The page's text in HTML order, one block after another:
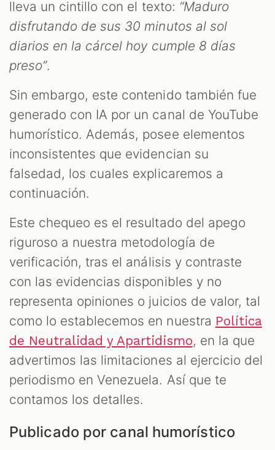
lleva un cintillo con el texto: “Maduro
disfrutando de sus 30 minutos al sol
diarios en la cárcel hoy cumple 8 días
preso”.
Sin embargo, este contenido también fue
generado con IA por un canal de YouTube
humorístico. Además, posee elementos
inconsistentes que evidencian su
falsedad, los cuales explicaremos a
continuación.
Este chequeo es el resultado del apego
riguroso a nuestra metodología de
verificación, tras el análisis y contraste
con las evidencias disponibles y no
representa opiniones o juicios de valor, tal
como lo establecemos en nuestra Política
de Neutralidad y Apartidismo, en la que
advertimos las limitaciones al ejercicio del
periodismo en Venezuela. Así que te
contamos los detalles.
Publicado por canal humorístico